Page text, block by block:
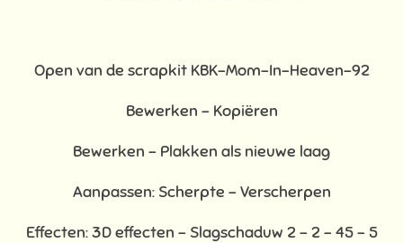
Open van de scrapkit KBK-Mom-In-Heaven-92
Bewerken – Kopiëren
Bewerken - Plakken als nieuwe laag
Aanpassen: Scherpte – Verscherpen
Effecten: 3D effecten - Slagschaduw 2 – 2 – 45 – 5